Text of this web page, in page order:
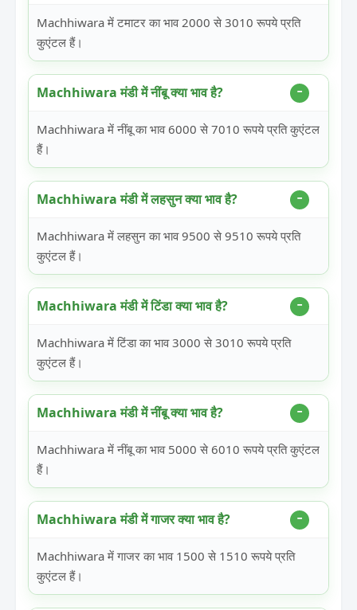
Machhiwara में टमाटर का भाव 2000 से 3010 रूपये प्रति
कुएंटल हैं।
Machhiwara मंडी में नींबू क्या भाव है?
Machhiwara में नींबू का भाव 6000 से 7010 रूपये प्रति कुएंटल
हैं।
Machhiwara मंडी में लहसुन क्या भाव है?
Machhiwara में लहसुन का भाव 9500 से 9510 रूपये प्रति
कुएंटल हैं।
Machhiwara मंडी में टिंडा क्या भाव है?
Machhiwara में टिंडा का भाव 3000 से 3010 रूपये प्रति
कुएंटल हैं।
Machhiwara मंडी में नींबू क्या भाव है?
Machhiwara में नींबू का भाव 5000 से 6010 रूपये प्रति कुएंटल
हैं।
Machhiwara मंडी में गाजर क्या भाव है?
Machhiwara में गाजर का भाव 1500 से 1510 रूपये प्रति
कुएंटल हैं।